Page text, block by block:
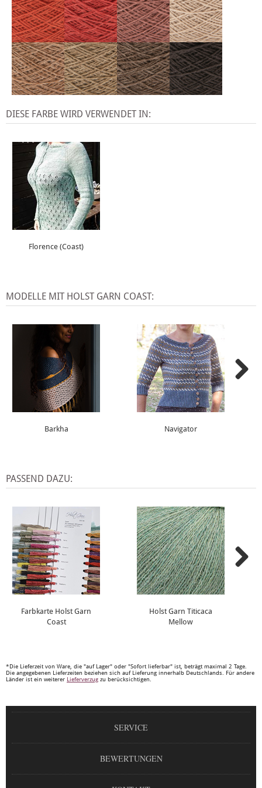
DIESE FARBE WIRD VERWENDET IN:
Florence (Coast)
MODELLE MIT HOLST GARN COAST:
Barkha Navigator
PASSEND DAZU:
Farbkarte Holst Garn
Coast
Holst Garn Titicaca
Mellow
*Die Lieferzeit von Ware, die "auf Lager" oder "Sofort lieferbar" ist, beträgt maximal 2 Tage.
Die angegebenen Lieferzeiten beziehen sich auf Lieferung innerhalb Deutschlands. Für andere
Länder ist ein weiterer Lieferverzug zu berücksichtigen.
SERVICE
BEWERTUNGEN